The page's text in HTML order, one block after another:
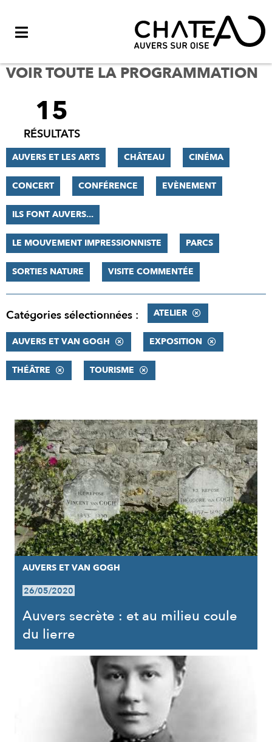
VOIR TOUTE LA PROGRAMMATION
FILTRER
RÉSULTATS
15
RÉSULTATS
AUVERS ET LES ARTS CHÂTEAU CINÉMA
CONCERT CONFÉRENCE EVÈNEMENT
ILS FONT AUVERS...
LE MOUVEMENT IMPRESSIONNISTE PARCS
SORTIES NATURE VISITE COMMENTÉE
Catégories sélectionnées : ATELIER
AUVERS ET VAN GOGH EXPOSITION
THÉÂTRE TOURISME
RÉSULTATS
AUVERS ET VAN GOGH
26/05/2020
Auvers secrète : et au milieu coule
du lierre